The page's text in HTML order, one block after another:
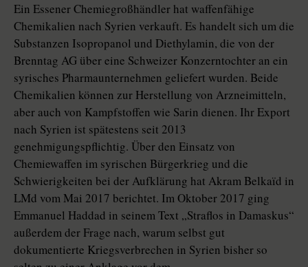
Ein Essener Chemiegroßhändler hat waffenfähige
Chemikalien nach Syrien verkauft. Es handelt sich um die
Substanzen Isopropanol und Diethylamin, die von der
Brenntag AG über eine Schweizer Konzerntochter an ein
syrisches Pharmaunternehmen geliefert wurden. Beide
Chemikalien können zur Herstellung von Arzneimitteln,
aber auch von Kampfstoffen wie Sarin dienen. Ihr Export
nach Syrien ist spätestens seit 2013
genehmigungspflichtig. Über den Einsatz von
Chemiewaffen im syrischen Bürgerkrieg und die
Schwierigkeiten bei der Aufklärung hat Akram Belkaïd in
LMd vom Mai 2017 berichtet. Im Oktober 2017 ging
Emmanuel Haddad in seinem Text „Straflos in Damaskus“
außerdem der Frage nach, warum selbst gut
dokumentierte Kriegsverbrechen in Syrien bisher so